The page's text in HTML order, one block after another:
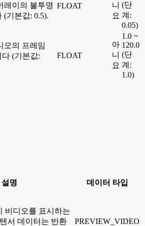
레이의 불투명
(기본값: 0.5).
FLOAT
니
요
(단
계:
0.05)
오의 프레임
(기본값:
FLOAT
아
니
요
1.0 ~
120.0
(단
계:
1.0)
설명 데이터 타입
비디오를 표시하는
서 데이터는 반환
PREVIEW_VIDEO